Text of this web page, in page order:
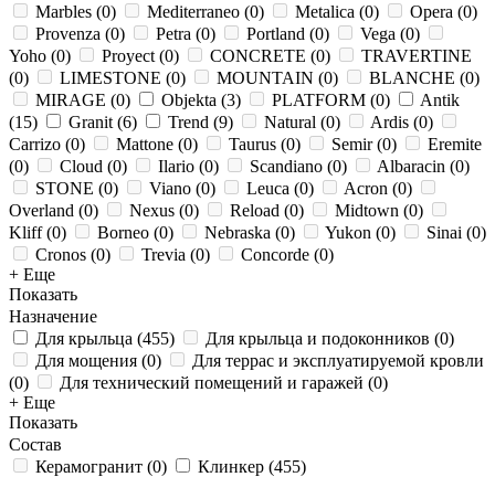
Marbles (0) Mediterraneo (0) Metalica (0) Opera (0)
Provenza (0) Petra (0) Portland (0) Vega (0)
Yoho (0) Proyect (0) CONCRETE (0)
TRAVERTINE
(0) LIMESTONE (0) MOUNTAIN (0) BLANCHE (0)
MIRAGE (0) Objekta (3) PLATFORM (0)
Antik
(15) Granit (6) Trend (9) Natural (0) Ardis (0)
Carrizo (0) Mattone (0) Taurus (0) Semir(0)
Eremite
(0) Cloud (0) Ilario (0) Scandiano (0) Albaracin (0)
STONE (0) Viano (0) Leuca (0) Acron (0)
Overland (0) Nexus (0) Reload (0) Midtown (0)
Kliff(0) Borneo (0) Nebraska (0) Yukon (0) Sinai (0)
Cronos (0) Trevia (0) Concorde (0)
+ Еще
Показать
Назначение
Для крыльца (455) Для крыльца и подоконников (0)
Для мощения (0)
Для террас и эксплуатируемой кровли
(0) Для технический помещений и гаражей (0)
+ Еще
Показать
Состав
Керамогранит (0) Клинкер (455)